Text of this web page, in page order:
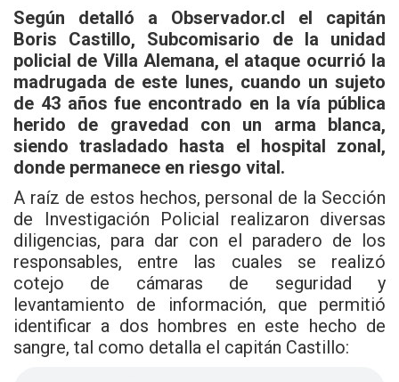
Según detalló a Observador.cl
el capitán
Boris Castillo, Subcomisario de la unidad
policial de Villa Alemana, el ataque ocurrió la
madrugada de este lunes, cuando un sujeto
de 43 años fue encontrado en la vía pública
herido de gravedad con un arma blanca,
siendo trasladado hasta el hospital zonal,
donde permanece en riesgo vital.
A raíz de estos hechos, personal de la Sección
de Investigación Policial realizaron diversas
diligencias, para dar con el paradero de los
responsables, entre las cuales se realizó
cotejo de cámaras de seguridad y
levantamiento de información, que permitió
identificar a dos hombres en este hecho de
sangre, tal como detalla el capitán Castillo: